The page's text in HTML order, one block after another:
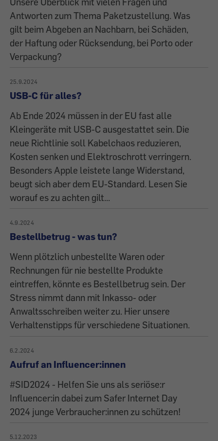
Antworten zum Thema Paketzustellung. Was
gilt beim Abgeben an Nachbarn, bei Schäden,
der Haftung oder Rücksendung, bei Porto oder
Verpackung?
25.9.2024
USB-C für alles?
Ab Ende 2024 müssen in der EU fast alle
Kleingeräte mit USB-C ausgestattet sein. Die
neue Richtlinie soll Kabelchaos reduzieren,
Kosten senken und Elektroschrott verringern.
Besonders Apple leistete lange Widerstand,
beugt sich aber dem EU-Standard. Lesen Sie
worauf es zu achten gilt...
4.9.2024
Bestellbetrug - was tun?
Wenn plötzlich unbestellte Waren oder
Rechnungen für nie bestellte Produkte
eintreffen, könnte es Bestellbetrug sein. Der
Stress nimmt dann mit Inkasso- oder
Anwaltsschreiben weiter zu. Hier unsere
Verhaltenstipps für verschiedene Situationen.
6.2.2024
Aufruf an Influencer:innen
#SID2024 - Helfen Sie uns als seriöse:r
Influencer:in dabei zum Safer Internet Day
2024 junge Verbraucher:innen zu schützen!
5.12.2023